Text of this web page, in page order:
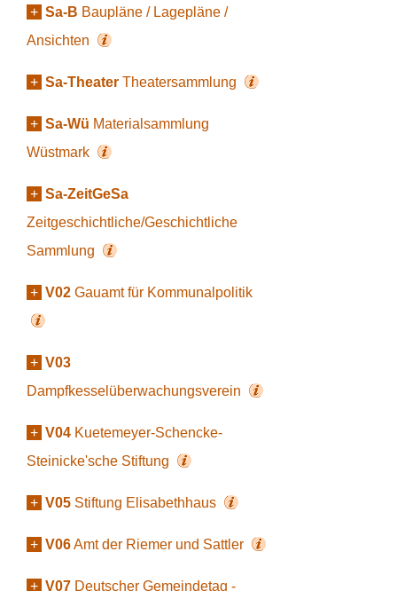
+ Sa-B Baupläne / Lagepläne /
Ansichten
+ Sa-Theater Theatersammlung
+ Sa-Wü Materialsammlung
Wüstmark
+ Sa-ZeitGeSa
Zeitgeschichtliche/Geschichtliche
Sammlung
+ V02 Gauamt für Kommunalpolitik
+ V03
Dampfkesselüberwachungsverein
+ V04 Kuetemeyer-Schencke-
Steinicke'sche Stiftung
+ V05 Stiftung Elisabethhaus
+ V06Amt der Riemer und Sattler
+ V07 Deutscher Gemeindetag -